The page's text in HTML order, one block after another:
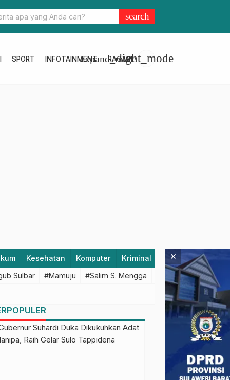
Bibit Kakao, Dinas Perkebunan Sulbar Produksi 10.000
ICRI 08H untuk Petani
search
SPORT INFOTAINMENT RAGAM
expand_morelight_mode
Kesehatan Komputer Kriminal Lifestyle
Sulbar #Mamuju #Salim S. Mengga #featured #Polda
×